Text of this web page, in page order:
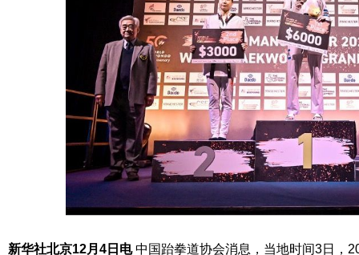
新华社北京12月4日电中国跆拳道协会消息，当地时间3日，